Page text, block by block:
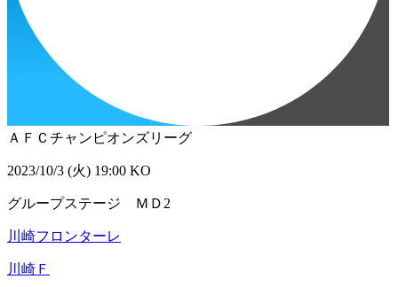
ＡＦＣチャンピオンズリーグ
2023/10/3 (火) 19:00 KO
グループステージ ＭＤ2
川崎フロンターレ
川崎Ｆ